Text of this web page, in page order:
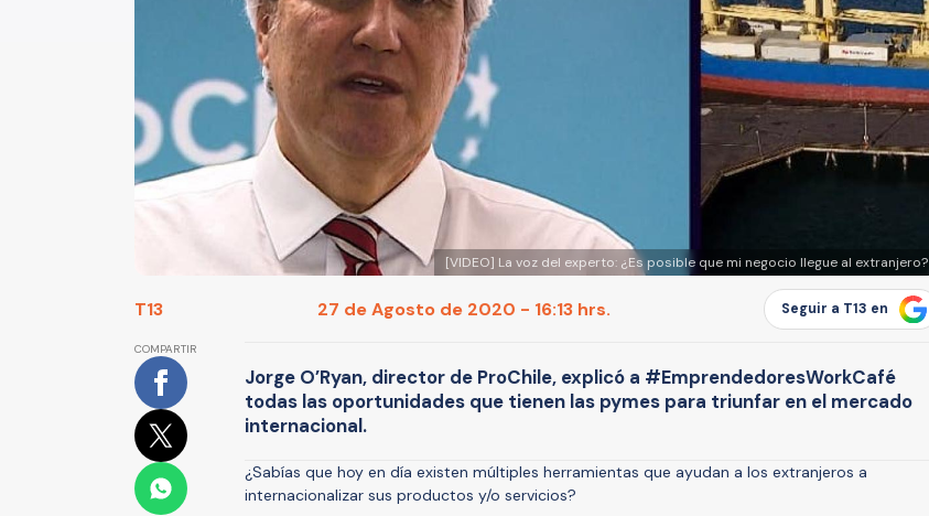
[VIDEO] La voz del experto: ¿Es posible que mi negocio llegue al extranjero?
T13 27 de Agosto de 2020 - 16:13 hrs. Seguir a T13 en
COMPARTIR
Jorge O’Ryan, director de ProChile, explicó a #EmprendedoresWorkCafé
todas las oportunidades que tienen las pymes para triunfar en el mercado
internacional.
¿Sabías que hoy en día existen múltiples herramientas que ayudan a los extranjeros a
internacionalizar sus productos y/o servicios?